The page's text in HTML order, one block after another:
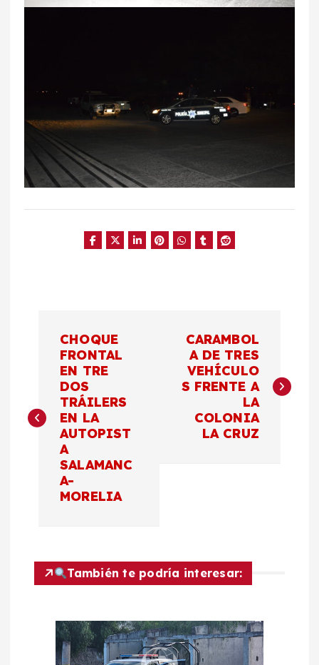
e
CHOQUE
FRONTAL
EN TRE
DOS
TRÁILERS
EN LA
AUTOPIST
A
SALAMANC
A-
MORELIA
CARAMBOL
A DE TRES
VEHÍCULO
S FRENTE A
LA
COLONIA
LA CRUZ
También te podría interesar: